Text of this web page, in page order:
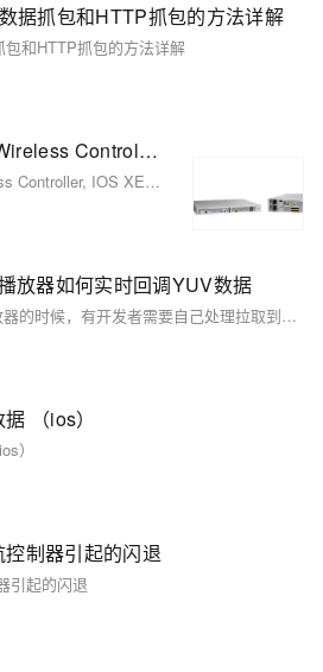
据抓包和HTTP抓包的方法详解
和HTTP抓包的方法详解
Cisco Catalyst 9800 Wireless Controller, IOS XE Release 17.17.1 ED - 思科无线控制器系统软件
Cisco Catalyst 9800 Wireless Controller, IOS XE Release 17.17.1 ED - 思科无线控制器系统软件
放器如何实时回调YUV数据
我们在做RTMP、RTSP播放器的时候，有开发者需要自己处理拉取到的YUV数据，做二次分析之用，为此，我们做了以下的设计：InitPlayer之后，再调用SmartPlayerStart()接口之前，设置yuv数据回调即可。
（ios）
）
制器引起的闪退
引起的闪退